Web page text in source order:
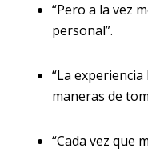
“Pero a la vez
personal”.
“La
maneras de
“Cada vez que